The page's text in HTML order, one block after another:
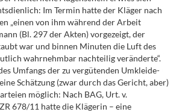
Im Termin hatte der Kläger nach
„einen von ihm während der Arbeit
(Bl. 297 der Akten) vorgezeigt, der
war und binnen Minuten die Luft des
wahrnehmbar nachteilig veränderte“.
Umfangs der zu vergütenden Umkleide-
Schätzung (zwar durch das Gericht, aber)
möglich: Nach BAG, Urt. v.
678/11 hatte die Klägerin – eine